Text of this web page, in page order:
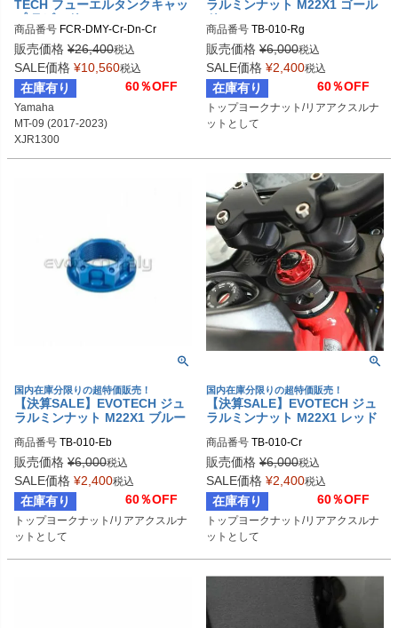
TECH フューエルタンクキャッ
プ ラピッド DUCATI/MV AGUS
TA/YAMAHA
商品番号 FCR-DMY-Cr-Dn-Cr
販売価格 ¥26,400税込
SALE価格 ¥10,560税込
在庫有り 60％OFF
Yamaha
MT-09 (2017-2023)
XJR1300
ラルミンナット M22X1 ゴール
ド | TB-010-Rg
商品番号 TB-010-Rg
販売価格 ¥6,000税込
SALE価格 ¥2,400税込
在庫有り 60％OFF
トップヨークナット/リアアクスルナ
ットとして
国内在庫分限りの超特価販売！
【決算SALE】EVOTECH ジュ
ラルミンナット M22X1 ブルー
商品番号 TB-010-Eb
販売価格 ¥6,000税込
SALE価格 ¥2,400税込
在庫有り 60％OFF
トップヨークナット/リアアクスルナ
ットとして
国内在庫分限りの超特価販売！
【決算SALE】EVOTECH ジュ
ラルミンナット M22X1 レッド
商品番号 TB-010-Cr
販売価格 ¥6,000税込
SALE価格 ¥2,400税込
在庫有り 60％OFF
トップヨークナット/リアアクスルナ
ットとして